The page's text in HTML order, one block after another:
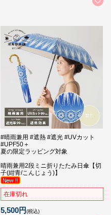
#晴雨兼用 #遮熱 #遮光 #UVカット
#UPF50＋
夏の限定ラッピング対象
晴雨兼用2段ミニ折りたたみ日傘【切
子(紺青/こんじょう)】
在庫切れ
5,500円(税込)